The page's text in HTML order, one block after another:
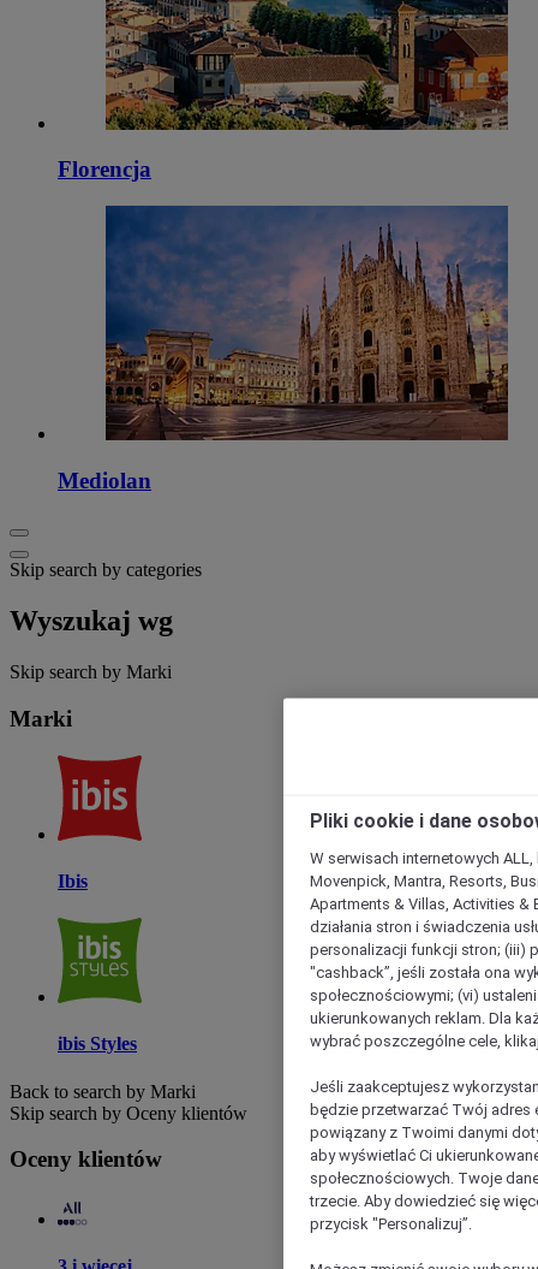
Florencja
Mediolan
Skip search by categories
Wyszukaj wg
Skip search by Marki
Marki
Ibis
ibis Styles
Back to search by Marki
Skip search by Oceny klientów
Oceny klientów
Pliki cookie i dane
W serwisach internetowych
Movenpick, Mantra, Resorts,
Apartments & Villas, Activities &
działania stron i świadczenia
personalizacji funkcji stron; (iii)
"cashback”, jeśli została ona
społecznościowymi; (vi)
ukierunkowanych reklam. Dla
wybrać poszczególne cele,
Jeśli zaakceptujesz
będzie przetwarzać Twój adres
powiązany z Twoimi danymi
aby wyświetlać Ci
społecznościowych. Twoje
trzecie. Aby dowiedzieć się
przycisk "Personalizuj”.